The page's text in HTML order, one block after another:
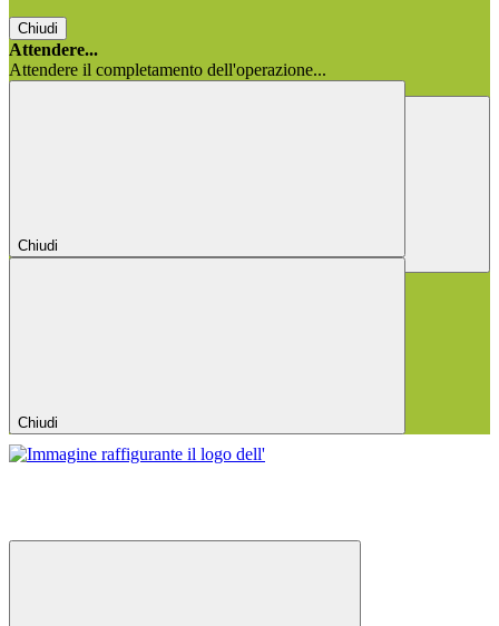
Chiudi
Attendere...
Attendere il completamento dell'operazione...
Chiudi
Chiudi